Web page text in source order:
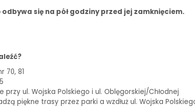
się na pół godziny przed jej zamknięciem.
70, 81
przy ul. Wojska Polskiego i ul. Oblęgorskiej/Chłodnej
piękne trasy przez parki a wzdłuż ul. Wojska